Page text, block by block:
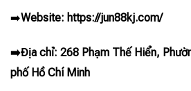
➡️Website: https://jun88kj.com/
➡️Địa chỉ: 268 Phạm Thế Hiển,
phố Hồ Chí Minh